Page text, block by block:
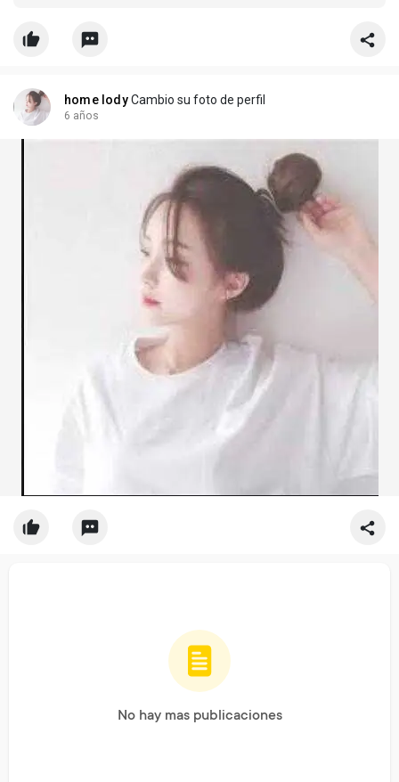
home lodyCambio su foto de perfil
6 años
No hay mas publicaciones